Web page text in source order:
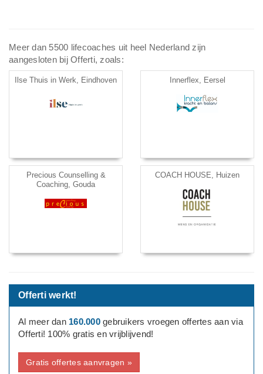
Meer dan 5500 lifecoaches uit heel Nederland zijn
aangesloten bij Offerti, zoals:
Ilse Thuis in Werk, Eindhoven Innerflex, Eersel
Precious Counselling &
Coaching, Gouda
COACH HOUSE, Huizen
Offerti werkt!
Al meer dan 160.000gebruikers vroegen offertes aan via
Offerti! 100% gratis en vrijblijvend!
Gratis offertes aanvragen »